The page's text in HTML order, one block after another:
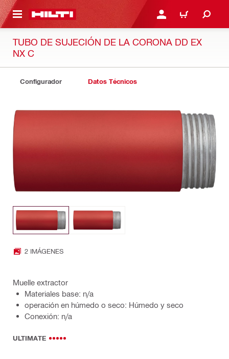
PRINCIPAL INICIE SESIÓN O
CARRITO
TUBO DE SUJECIÓN DE LA CORONA DD EX
NX C
Configurador Datos Técnicos
2 IMÁGENES
Muelle extractor
Materiales base: n/a
operación en húmedo o seco: Húmedo y seco
Conexión: n/a
ULTIMATE